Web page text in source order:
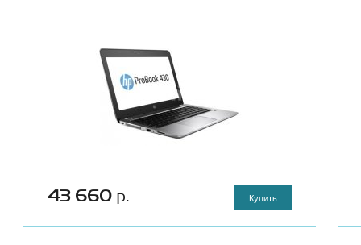
43 660р. Купить